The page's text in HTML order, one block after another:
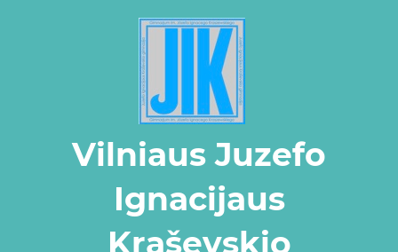
Vilniaus Juzefo
Ignacijaus
Kraševskio